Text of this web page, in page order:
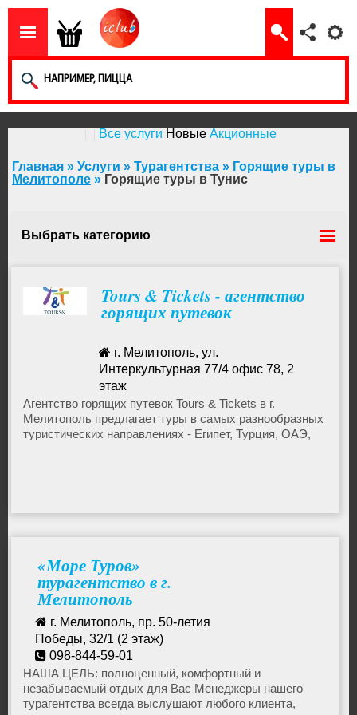
Все услуги Новые Акционные
Главная » Услуги » Турагентства » Горящие туры в
Мелитополе » Горящие туры в Тунис
Выбрать категорию
Горящие туры на Кубу
Горящие туры на Бали
Горящие туры в Черногорию
Горящие туры в Турцию
Горящие туры в Тунис
Tours & Tickets - агентство
горящих путевок
г. Мелитополь, ул.
Интеркультурная 77/4 офис 78, 2
этаж
+38 068 068 57 57
mel.tat.ua@gmail.com
Агентство горящих путевок Tours & Tickets в г.
Мелитополь предлагает туры в самых разнообразных
туристических направлениях - Египет, Турция, ОАЭ,
«Море Туров»
турагентство в г.
Мелитополь
г. Мелитополь, пр. 50-летия
Победы, 32/1 (2 этаж)
098-844-59-01
moreturov_mel@mail.ru
НАША ЦЕЛЬ: полноценный, комфортный и
незабываемый отдых для Вас Менеджеры нашего
турагентства всегда выслушают любого клиента,